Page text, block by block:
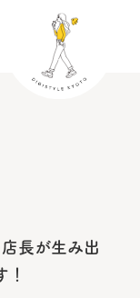
長が生み出